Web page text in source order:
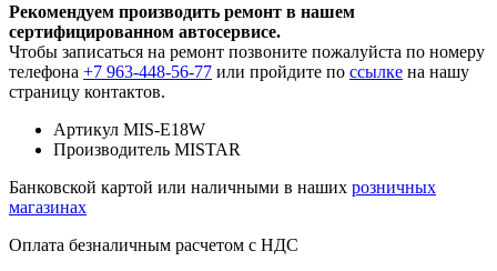
Рекомендуем производить ремонт в нашем
сертифицированном автосервисе.
Чтобы записаться на ремонт позвоните пожалуйста по номеру
телефона +7 963-448-56-77 или пройдите по ссылке на нашу
страницу контактов.
Артикул MIS-E18W
Производитель MISTAR
Банковской картой или наличными в наших розничных
магазинах
Оплата безналичным расчетом с НДС